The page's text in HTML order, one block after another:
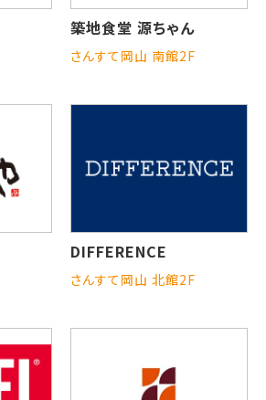
築地食堂 源ちゃん
さんすて岡山 南館2F
DIFFERENCE
さんすて岡山 北館2F